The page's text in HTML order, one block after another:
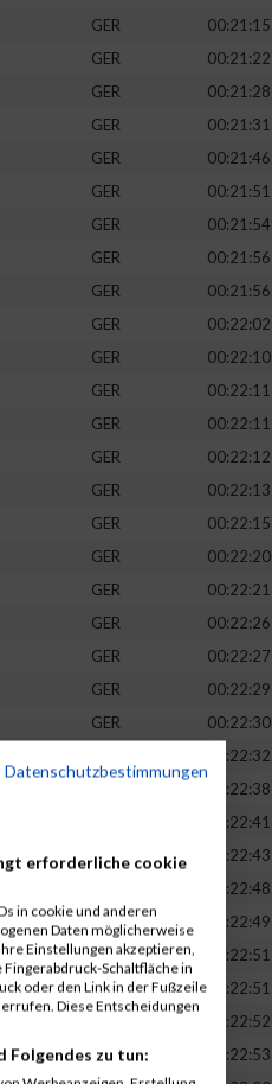
GER
00:21:15
GER
00:21:22
GER
00:21:28
GER
00:21:31
GER
00:21:46
GER
00:21:51
GER
00:21:54
GER
00:21:56
GER
00:21:56
GER
00:22:02
GER
00:22:10
GER
00:22:11
GER
00:22:11
GER
00:22:12
GER
00:22:13
GER
00:22:15
GER
00:22:20
GER
00:22:21
GER
00:22:26
GER
00:22:27
GER
00:22:29
GER
00:22:30
00:22:32
00:22:38
00:22:41
GER
00:22:43
00:22:48
GER
00:22:49
GER
00:22:51
GER
00:22:51
00:22:52
GER
00:22:53
Datenschutzbestimmungen
erforderliche cookie
in cookie und anderen
Daten möglicherweise
Einstellungen akzeptieren,
Schaltfläche in
oder den Link in der Fußzeile
Diese Entscheidungen
Folgendes zu tun: